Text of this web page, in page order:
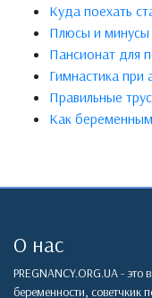
Куда поехать
Плюсы и минусы
Пансионат для
Гимнастика при
Правильные
Как
О нас
PREGNANCY.ORG.UA -
беременности, советчкик